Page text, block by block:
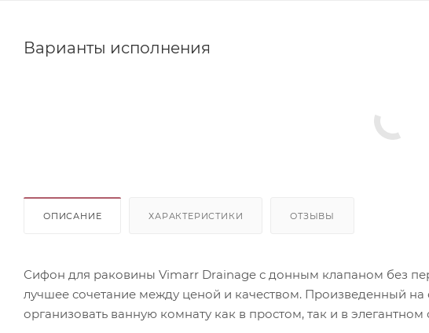
Варианты исполнения
ОПИСАНИЕ ХАРАКТЕРИСТИКИ ОТЗЫВЫ
Сифон для раковины Vimarr Drainage с донным клапаном без
лучшее сочетание между ценой и качеством. Произведенный
организовать ванную комнату как в простом, так и в элегантном